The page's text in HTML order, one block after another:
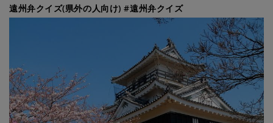
遠州弁クイズ(県外の人向け) #遠州弁クイズ